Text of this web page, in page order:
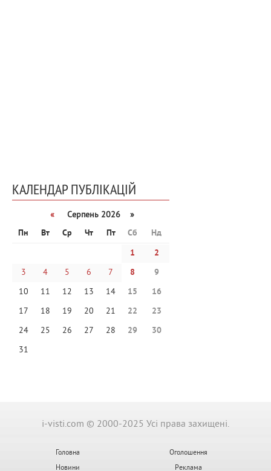
КАЛЕНДАР ПУБЛІКАЦІЙ
«
Серпень 2026 »
Пн
Вт Ср Чт Пт Сб
Нд
1
2
3
4 5 6 7 8
9
10
11 12 13 14 15
16
17
18 19 20 21 22
23
24
25 26 27 28 29
30
31
i-visti.com © 2000-2025 Усі права захищені.
Головна
Новини
Оголошення
Реклама